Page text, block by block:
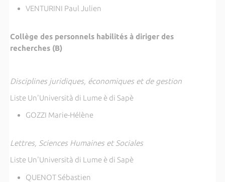
VENTURINI Paul Julien
Collège des personnels habilités à diriger des
recherches (B)
Disciplines juridiques, économiques et de gestion
Liste Un'Università di Lume è di Sapè
GOZZI Marie-Hélène
Lettres, Sciences Humaines et Sociales
Liste Un'Università di Lume è di Sapè
QUENOT Sébastien